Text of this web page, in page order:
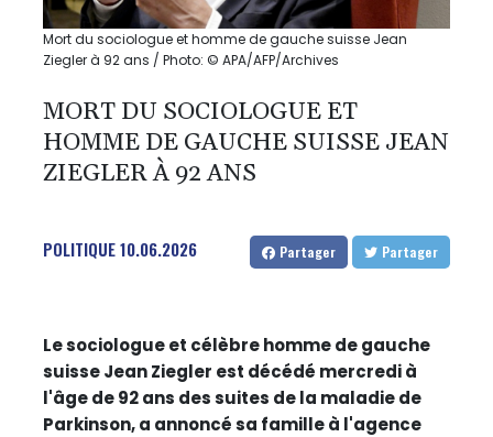
Mort du sociologue et homme de gauche suisse Jean
Ziegler à 92 ans / Photo: © APA/AFP/Archives
MORT DU SOCIOLOGUE ET
HOMME DE GAUCHE SUISSE JEAN
ZIEGLER À 92 ANS
POLITIQUE10.06.2026 Partager Partager
Le sociologue et célèbre homme de gauche
suisse Jean Ziegler est décédé mercredi à
l'âge de 92 ans des suites de la maladie de
Parkinson, a annoncé sa famille à l'agence